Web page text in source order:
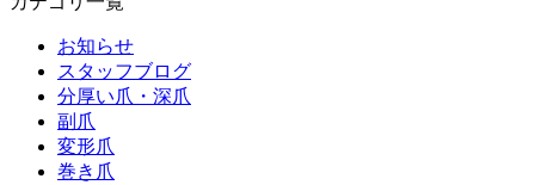
お知らせ
スタッフブログ
分厚い爪・深爪
副爪
変形爪
巻き爪